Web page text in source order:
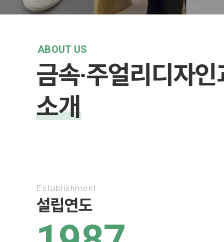
ABOUT US
금속·주얼리디자인
소개
Establishment
설립연도